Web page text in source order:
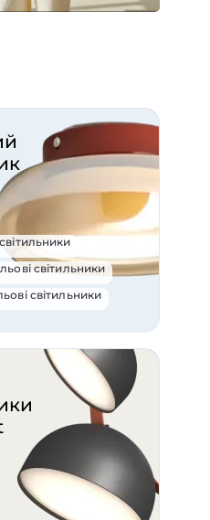
світильники
світильники
стилі
з алебастру
з травертину
світильники